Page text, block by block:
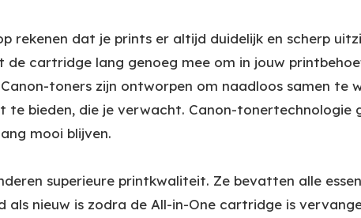
rekenen dat je prints er altijd duidelijk en scherp
de cartridge lang genoeg mee om in jouw
toners zijn ontworpen om naadloos samen te
bieden, die je verwacht. Canon-
mooi blijven.
superieure printkwaliteit. Ze bevatten alle
als nieuw is zodra de All-in-One cartridge is